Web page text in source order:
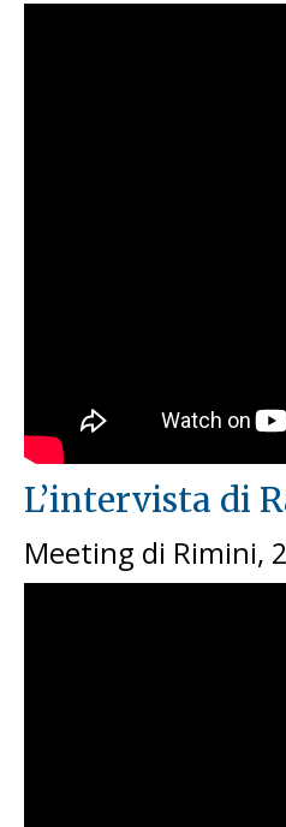
L’intervista di
Meeting di Rimini,